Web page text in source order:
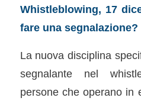
Whistleblowing, 17
fare una segnalazione?
La nuova disciplina
segnalante nel
persone che operano in